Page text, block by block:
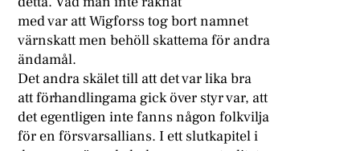
med var att Wigforss tog bort namnet
värnskatt men behöll skattema för andra
ändamål.
Det andra skälet till att det var lika bra
att förhandlingama gick över styr var, att
det egentligen inte fanns någon folkvilja
för en försvarsallians. I ett slutkapitel i